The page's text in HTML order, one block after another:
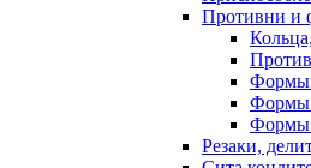
Противни и
Формы
Формы
Формы
Резаки,